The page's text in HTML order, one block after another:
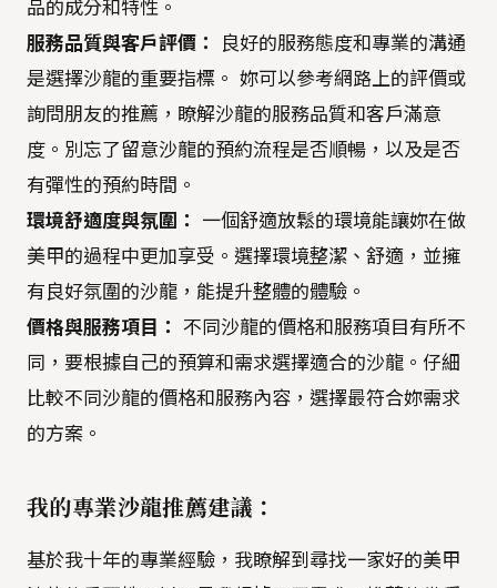
品的成分和特性。
服務品質與客戶評價：
良好的服務態度和專業的溝通
是選擇沙龍的重要指標。 妳可以參考網路上的評價或
詢問朋友的推薦，瞭解沙龍的服務品質和客戶滿意
度。別忘了留意沙龍的預約流程是否順暢，以及是否
有彈性的預約時間。
環境舒適度與氛圍：
一個舒適放鬆的環境能讓妳在做
美甲的過程中更加享受。選擇環境整潔、舒適，並擁
有良好氛圍的沙龍，能提升整體的體驗。
價格與服務項目： 不同沙龍的價格和服務項目有所不
同，要根據自己的預算和需求選擇適合的沙龍。仔細
比較不同沙龍的價格和服務內容，選擇最符合妳需求
的方案。
我的專業沙龍推薦建議：
基於我十年的專業經驗，我瞭解到尋找一家好的美甲